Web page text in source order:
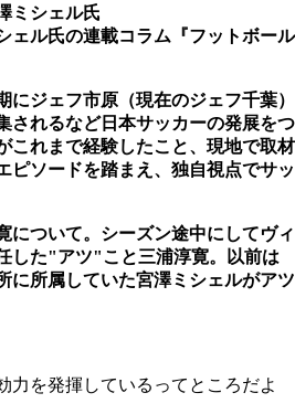
ミシェル氏
ェル氏の連載コラム『フットボール
にジェフ市原（現在のジェフ千葉）
されるなど日本サッカーの発展をつ
これまで経験したこと、現地で取材
ピソードを踏まえ、独自視点でサッ
について。シーズン途中にしてヴィ
した"アツ"こと三浦淳寛。以前は
に所属していた宮澤ミシェルがアツ
力を発揮しているってところだよ